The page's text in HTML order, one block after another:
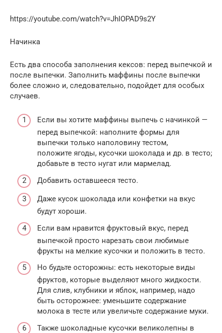
https://youtube.com/watch?v=JhIOPAD9s2Y
Начинка
Есть два способа заполнения кексов: перед выпечкой и
после выпечки. Заполнить маффины после выпечки
более сложно и, следовательно, подойдет для особых
случаев.
Если вы хотите маффины выпечь с начинкой —
перед выпечкой: наполните формы для
выпечки только наполовину тестом,
положите ягоды, кусочки шоколада и др. в тесто;
добавьте в тесто нугат или мармелад.
Добавить оставшееся тесто.
Даже кусок шоколада или конфетки на вкус
будут хороши.
Если вам нравится фруктовый вкус, перед
выпечкой просто нарезать свои любимые
фрукты на мелкие кусочки и положить в тесто.
Но будьте осторожны: есть некоторые виды
фруктов, которые выделяют много жидкости.
Для слив, клубники и яблок, например, надо
быть осторожнее: уменьшите содержание
молока в тесте или увеличьте содержание муки.
Также шоколадные кусочки великолепны в